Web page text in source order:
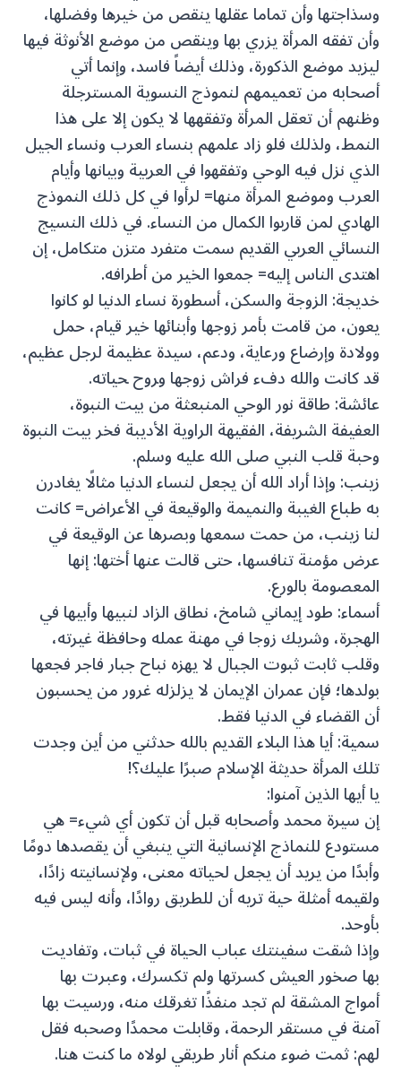
وسذاجتها وأن تماما عقلها ينقص من خيرها وفضلها،
وأن تفقه المرأة يزري بها وينقص من موضع الأنوثة فيها
ليزيد موضع الذكورة، وذلك أيضاً فاسد، وإنما أتي
أصحابه من تعميمهم لنموذج النسوية المسترجلة
وظنهم أن تعقل المرأة وتفقهها لا يكون إلا على هذا
النمط، ولذلك فلو زاد علمهم بنساء العرب ونساء الجيل
الذي نزل فيه الوحي وتفقهوا في العربية وبيانها وأيام
العرب وموضع المرأة منها= لرأوا في كل ذلك النموذج
الهادي لمن قاربوا الكمال من النساء. في ذلك النسيج
النسائي العربي القديم سمت متفرد متزن متكامل، إن
اهتدى الناس إليه= جمعوا الخير من أطرافه.
خديجة: الزوجة والسكن، أسطورة نساء الدنيا لو كانوا
يعون، من قامت بأمر زوجها وأبنائها خير قيام، حمل
وولادة وإرضاع ورعاية، ودعم، سيدة عظيمة لرجل عظيم،
قد كانت والله دفء فراش زوجها و‍روح ‍حياته.
عائشة: طاقة نور الوحي المنبعثة من بيت النبوة،
العفيفة الشريفة، الفقيهة الراوية الأديبة فخر بيت النبوة
وحبة قلب النبي صلى الله عليه وسلم.
زينب: وإذا أراد الله أن يجعل لنساء الدنيا مثالًا يغادرن
به طباع الغيبة والنميمة والوقيعة في الأعراض= كانت
لنا زينب، من حمت سمعها وبصرها عن الوقيعة في
عرض مؤمنة تنافسها، حتى قالت عنها أختها: إنها
المعصومة بالورع.
أسماء: طود إيماني شامخ، نطاق الزاد لنبيها وأبيها في
الهجرة، وشريك زوجا في مهنة عمله وحافظة غيرته،
وقلب ثابت ثبوت الجبال لا يهزه نباح جبار فاجر فجعها
بولدها؛ فإن عمران الإيمان لا يزلزله غرور من يحسبون
أن القضاء في الدنيا فقط.
سمية: أيا هذا البلاء القديم بالله حدثني من أين وجدت
تلك المرأة حديثة الإسلام صبرًا عليك؟!
يا أيها الذين آمنوا:
إن سيرة محمد وأصحابه قبل أن تكون أي شيء= هي
مستودع للنماذج الإنسانية التي ينبغي أن يقصدها دومًا
وأبدًا من يريد أن يجعل لحياته معنى، ولإنسانيته زادًا،
ولقيمه أمثلة حية تريه أن للطريق روادًا، وأنه ليس فيه
بأوحد.
وإذا شقت سفينتك عباب الحياة في ثبات، وتفاديت
بها صخور العيش كسرتها ولم تكسرك، وعبرت بها
أمواج المشقة لم تجد منفذًا تغرقك منه، ورسيت بها
آمنة في مستقر الرحمة، وقابلت محمدًا وصحبه فقل
لهم: ثمت ضوء منكم أنار طريقي لولاه ما كنت هنا.